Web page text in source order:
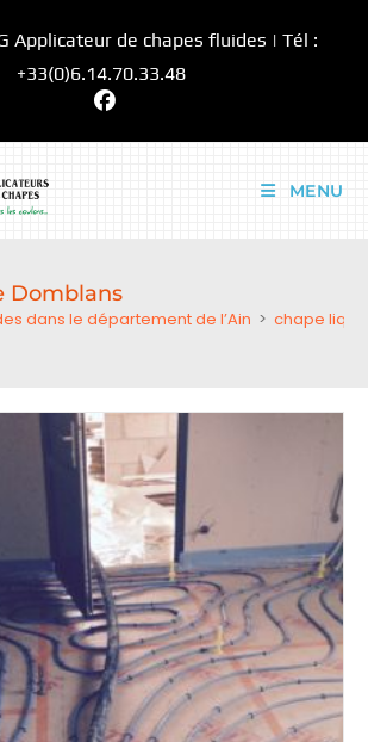
Applicateur de chapes fluides | Tél :
+33(0)6.14.70.33.48
MENU
Domblans
dans le département de l’Ain > chape